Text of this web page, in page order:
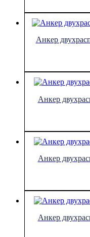
Анкер
Анкер
Анкер
Анкер